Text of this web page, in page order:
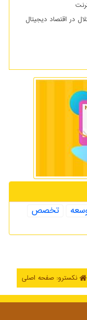
در اقتصاد دیجیتال
تخصص
نکسترو: صفحه اصلی